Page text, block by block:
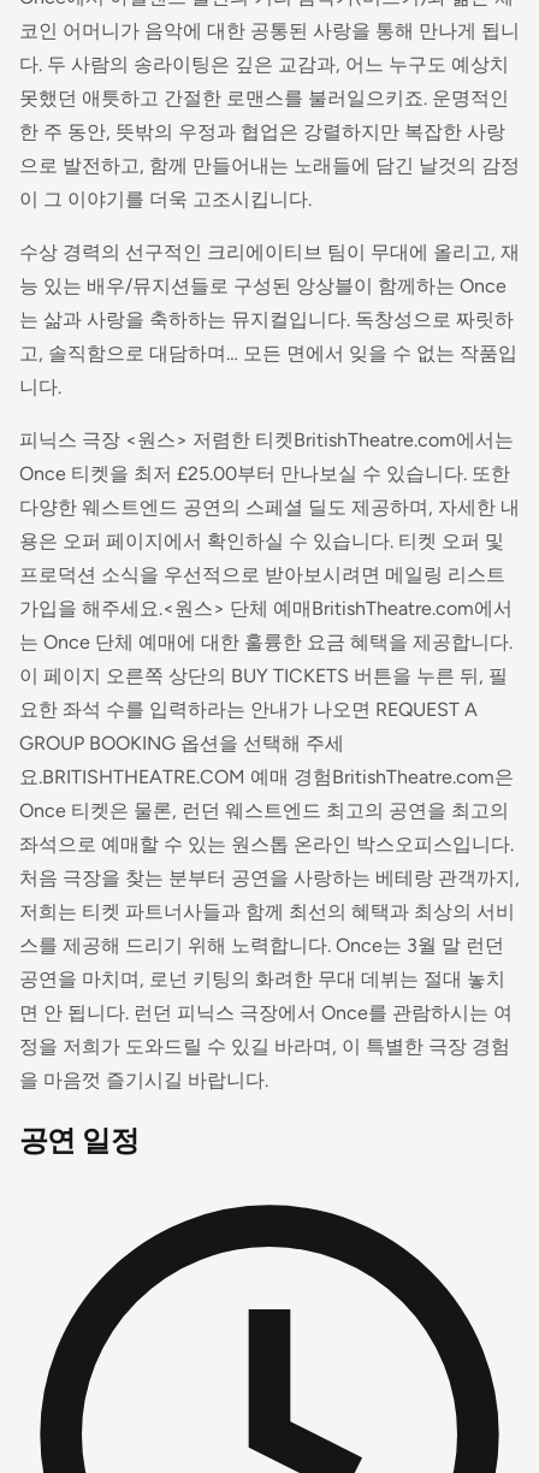
코인 어머니가 음악에 대한 공통된 사랑을 통해 만나게 됩니
다. 두 사람의 송라이팅은 깊은 교감과, 어느 누구도 예상치
못했던 애틋하고 간절한 로맨스를 불러일으키죠. 운명적인
한 주 동안, 뜻밖의 우정과 협업은 강렬하지만 복잡한 사랑
으로 발전하고, 함께 만들어내는 노래들에 담긴 날것의 감정
이 그 이야기를 더욱 고조시킵니다.
수상 경력의 선구적인 크리에이티브 팀이 무대에 올리고, 재
능 있는 배우/뮤지션들로 구성된 앙상블이 함께하는 Once
는 삶과 사랑을 축하하는 뮤지컬입니다. 독창성으로 짜릿하
고, 솔직함으로 대담하며… 모든 면에서 잊을 수 없는 작품입
니다.
피닉스 극장 <원스> 저렴한 티켓BritishTheatre.com에서는
Once 티켓을 최저 £25.00부터 만나보실 수 있습니다. 또한
다양한 웨스트엔드 공연의 스페셜 딜도 제공하며, 자세한 내
용은 오퍼 페이지에서 확인하실 수 있습니다. 티켓 오퍼 및
프로덕션 소식을 우선적으로 받아보시려면 메일링 리스트
가입을 해주세요.<원스> 단체 예매BritishTheatre.com에서
는 Once 단체 예매에 대한 훌륭한 요금 혜택을 제공합니다.
이 페이지 오른쪽 상단의 BUY TICKETS 버튼을 누른 뒤, 필
요한 좌석 수를 입력하라는 안내가 나오면 REQUEST A
GROUP BOOKING 옵션을 선택해 주세
요.BRITISHTHEATRE.COM 예매 경험BritishTheatre.com은
Once 티켓은 물론, 런던 웨스트엔드 최고의 공연을 최고의
좌석으로 예매할 수 있는 원스톱 온라인 박스오피스입니다.
처음 극장을 찾는 분부터 공연을 사랑하는 베테랑 관객까지,
저희는 티켓 파트너사들과 함께 최선의 혜택과 최상의 서비
스를 제공해 드리기 위해 노력합니다. Once는 3월 말 런던
공연을 마치며, 로넌 키팅의 화려한 무대 데뷔는 절대 놓치
면 안 됩니다. 런던 피닉스 극장에서 Once를 관람하시는 여
정을 저희가 도와드릴 수 있길 바라며, 이 특별한 극장 경험
을 마음껏 즐기시길 바랍니다.
공연 일정